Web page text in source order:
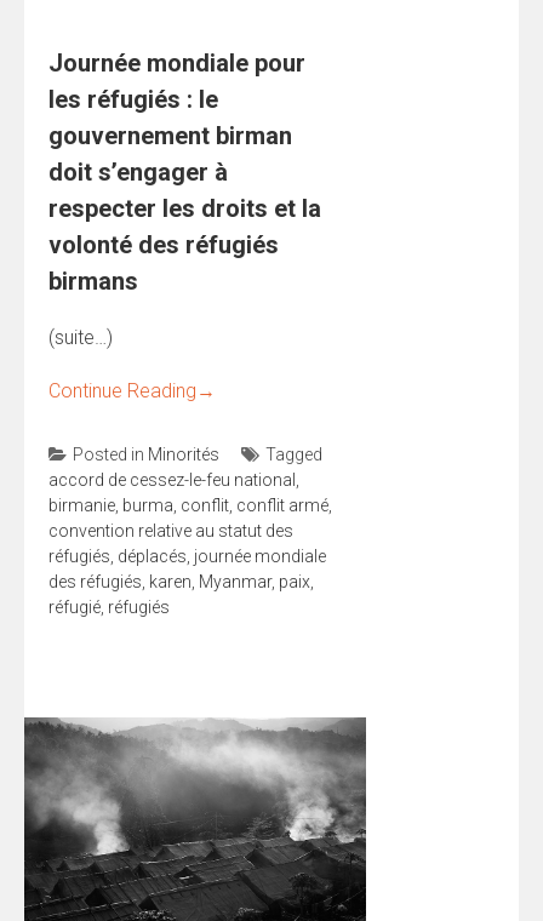
Journée mondiale pour
les réfugiés : le
gouvernement birman
doit s’engager à
respecter les droits et la
volonté des réfugiés
birmans
(suite…)
Continue Reading →
Posted in Minorités
Tagged
accord de cessez-le-feu national
birmanie burma conflit conflit armé
convention relative au statut des
réfugiés déplacés journée mondiale
des réfugiés karen Myanmar, paix
réfugié réfugiés